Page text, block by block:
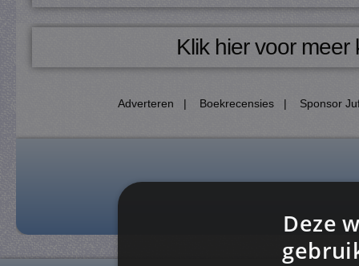
Klik hier voor
Adverteren | Boekrecensies | Sponsor
Deze